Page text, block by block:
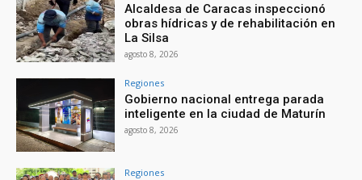
Alcaldesa de Caracas inspeccionó
obras hídricas y de rehabilitación en
La Silsa
agosto 8, 2026
Regiones
Gobierno nacional entrega parada
inteligente en la ciudad de Maturín
agosto 8, 2026
Regiones